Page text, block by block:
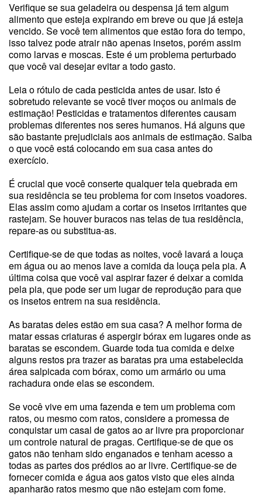
Verifique se sua geladeira ou despensa já tem algum
alimento que esteja expirando em breve ou que já esteja
vencido. Se você tem alimentos que estão fora do tempo,
isso talvez pode atrair não apenas insetos, porém assim
como larvas e moscas. Este é um problema perturbado
que você vai desejar evitar a todo gasto.
Leia o rótulo de cada pesticida antes de usar. Isto é
sobretudo relevante se você tiver moços ou animais de
estimação! Pesticidas e tratamentos diferentes causam
problemas diferentes nos seres humanos. Há alguns que
são bastante prejudiciais aos animais de estimação. Saiba
o que você está colocando em sua casa antes do
exercício.
É crucial que você conserte qualquer tela quebrada em
sua residência se teu problema for com insetos voadores.
Elas assim como ajudam a cortar os insetos irritantes que
rastejam. Se houver buracos nas telas de tua residência,
repare-as ou substitua-as.
Certifique-se de que todas as noites, você lavará a louça
em água ou ao menos lave a comida da louça pela pia. A
última coisa que você vai aspirar fazer é deixar a comida
pela pia, que pode ser um lugar de reprodução para que
os insetos entrem na sua residência.
As baratas deles estão em sua casa? A melhor forma de
matar essas criaturas é aspergir bórax em lugares onde as
baratas se escondem. Guarde toda tua comida e deixe
alguns restos pra trazer as baratas pra uma estabelecida
área salpicada com bórax, como um armário ou uma
rachadura onde elas se escondem.
Se você vive em uma fazenda e tem um problema com
ratos, ou mesmo com ratos, considere a promessa de
conquistar um casal de gatos ao ar livre pra proporcionar
um controle natural de pragas. Certifique-se de que os
gatos não tenham sido enganados e tenham acesso a
todas as partes dos prédios ao ar livre. Certifique-se de
fornecer comida e água aos gatos visto que eles ainda
apanharão ratos mesmo que não estejam com fome.